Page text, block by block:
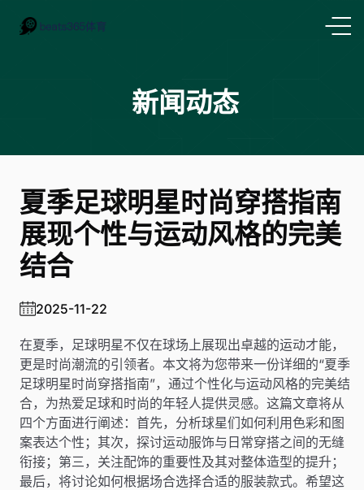
新闻动态
夏季足球明星时尚穿搭指南
展现个性与运动风格的完美
结合
2025-11-22
在夏季，足球明星不仅在球场上展现出卓越的运动才能，
更是时尚潮流的引领者。本文将为您带来一份详细的“夏季
足球明星时尚穿搭指南”，通过个性化与运动风格的完美结
合，为热爱足球和时尚的年轻人提供灵感。这篇文章将从
四个方面进行阐述：首先，分析球星们如何利用色彩和图
案表达个性；其次，探讨运动服饰与日常穿搭之间的无缝
衔接；第三，关注配饰的重要性及其对整体造型的提升；
最后，将讨论如何根据场合选择合适的服装款式。希望这